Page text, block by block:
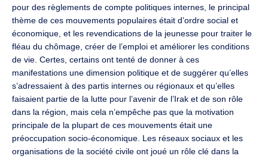
pour des règlements de compte politiques internes, le principal
thème de ces mouvements populaires était d’ordre social et
économique, et les revendications de la jeunesse pour traiter le
fléau du chômage, créer de l’emploi et améliorer les conditions
de vie. Certes, certains ont tenté de donner à ces
manifestations une dimension politique et de suggérer qu’elles
s’adressaient à des partis internes ou régionaux et qu’elles
faisaient partie de la lutte pour l’avenir de l’Irak et de son rôle
dans la région, mais cela n’empêche pas que la motivation
principale de la plupart de ces mouvements était une
préoccupation socio-économique. Les réseaux sociaux et les
organisations de la société civile ont joué un rôle clé dans la